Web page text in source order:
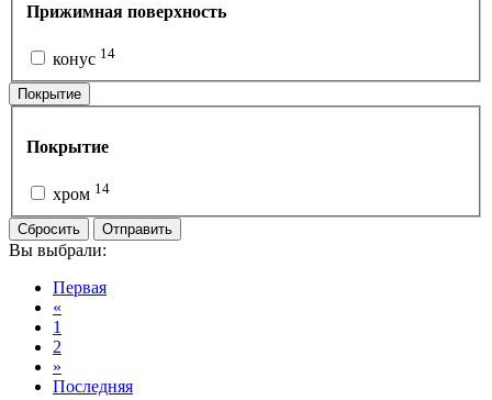
Прижимная поверхность
конус 14
Покрытие
Покрытие
хром 14
Сбросить Отправить
Вы выбрали:
Первая
«
1
2
»
Последняя